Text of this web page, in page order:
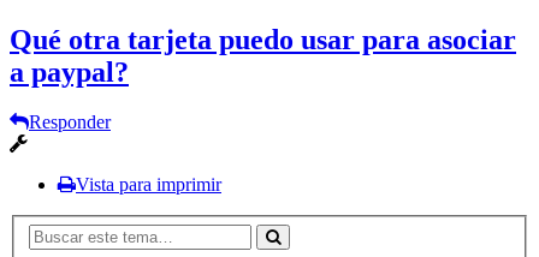
Qué otra tarjeta puedo usar para asociar
a paypal?
Responder
Vista para imprimir